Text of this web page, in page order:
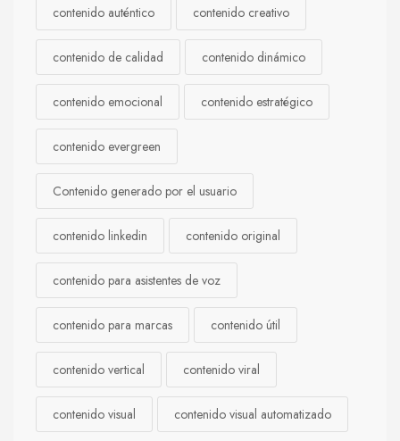
contenido auténtico contenido creativo
contenido de calidad contenido dinámico
contenido emocional contenido estratégico
contenido evergreen
Contenido generado por el usuario
contenido linkedin contenido original
contenido para asistentes de voz
contenido para marcas contenido útil
contenido vertical contenido viral
contenido visual contenido visual automatizado